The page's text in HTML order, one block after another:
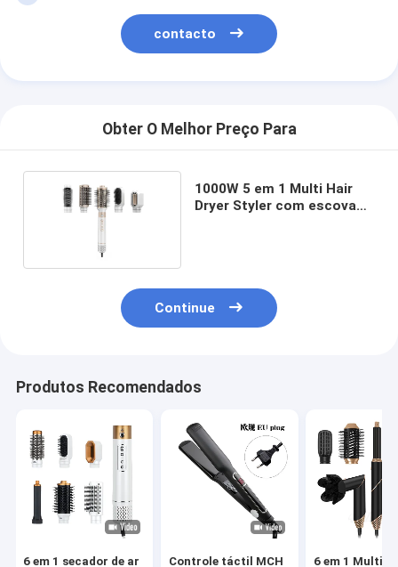
contacto
Obter O Melhor Preço Para
1000W 5 em 1 Multi Hair
Dryer Styler com escova
Continue
Produtos Recomendados
6 em 1 secador de ar Controle táctil MCH 6 em 1 Multi